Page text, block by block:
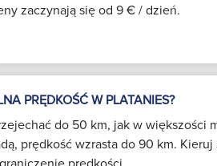
zaczynają się od 9 € / dzień.
PRĘDKOŚĆ W PLATANIES?
do 50 km, jak w większości
prędkość wzrasta do 90 km. Kieruj